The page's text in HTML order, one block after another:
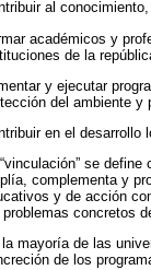
al
académicos y
de la
y ejecutar
del ambiente y
en el desarrollo
se
complementa y
y de acción
problemas concretos
la mayoría de las
de los